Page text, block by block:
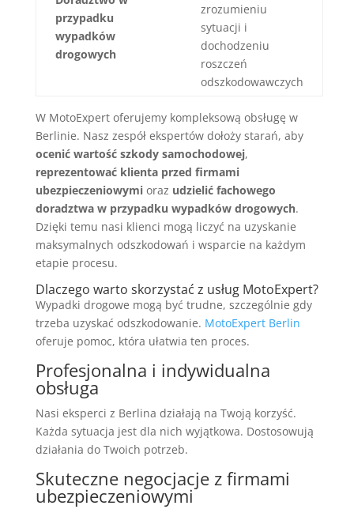
przypadku
wypadków
drogowych
zrozumieniu
sytuacji i
dochodzeniu
roszczeń
odszkodowawczych
W MotoExpert oferujemy kompleksową obsługę w
Berlinie. Nasz zespół ekspertów dołoży starań, aby
ocenić wartość szkody samochodowej,
reprezentować klienta przed firmami
ubezpieczeniowymioraz udzielić fachowego
doradztwa w przypadku wypadków drogowych.
Dzięki temu nasi klienci mogą liczyć na uzyskanie
maksymalnych odszkodowań i wsparcie na każdym
etapie procesu.
Dlaczego warto skorzystać z usług MotoExpert?
Wypadki drogowe mogą być trudne, szczególnie gdy
trzeba uzyskać odszkodowanie. MotoExpert Berlin
oferuje pomoc, która ułatwia ten proces.
Profesjonalna i indywidualna
obsługa
Nasi eksperci z Berlina działają na Twoją korzyść.
Każda sytuacja jest dla nich wyjątkowa. Dostosowują
działania do Twoich potrzeb.
Skuteczne negocjacje z firmami
ubezpieczeniowymi